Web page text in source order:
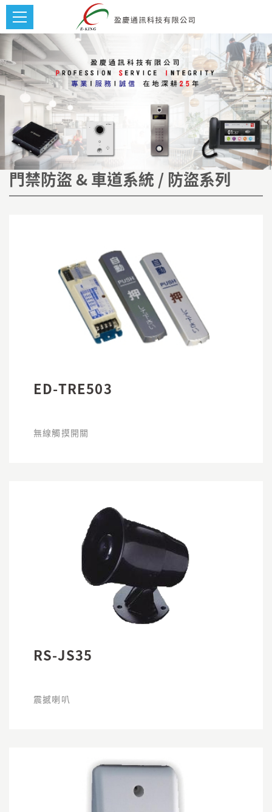
門禁防盜 & 車道系統 / 防盜系列
ED-TRE503
無線觸摸開關
RS-JS35
震撼喇叭